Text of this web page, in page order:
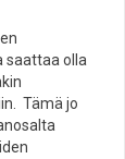
saattaa olla
Tämä jo